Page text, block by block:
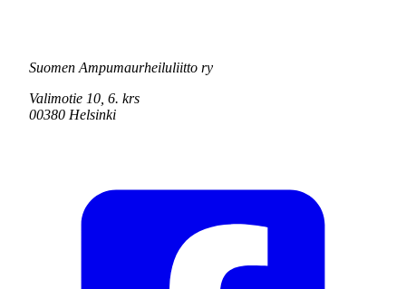
Suomen Ampumaurheiluliitto ry
Valimotie 10, 6. krs
00380 Helsinki